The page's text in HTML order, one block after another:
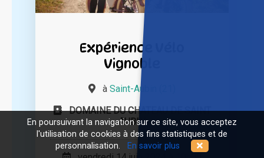
Expérience Vélo
Vignoble
à Saint-Aubin (21)
DOMAINE DU CHATEAU DE SAINT
AUBIN
En poursuivant la navigation sur ce site, vous acceptez
l'utilisation de cookies à des fins statistiques et de
personnalisation.
En savoir plus